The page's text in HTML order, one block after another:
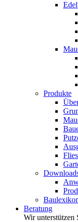
Produkte
Beratung
Wir unterstützen